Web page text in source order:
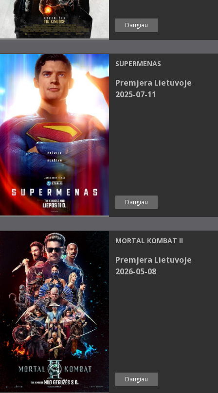
Daugiau
SUPERMENAS
Premjera Lietuvoje
2025-07-11
Daugiau
MORTAL KOMBAT II
Premjera Lietuvoje
2026-05-08
Daugiau